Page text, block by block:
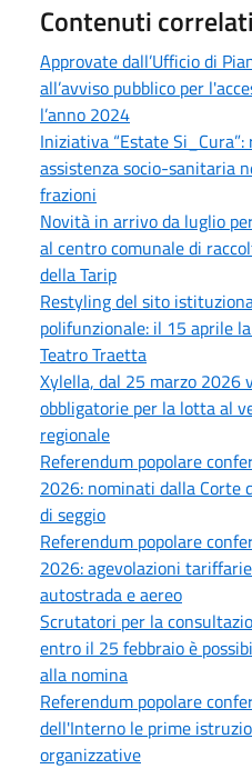
Contenuti correlati
Approvate dall’Ufficio di
all’avviso pubblico per
l’anno 2024
Iniziativa “Estate
assistenza socio-sanitaria
frazioni
Novità in arrivo da luglio
al centro comunale di
della Tarip
Restyling del sito
polifunzionale: il 15 aprile
Teatro Traetta
Xylella, dal 25 marzo
obbligatorie per la lotta al
regionale
Referendum popolare
2026: nominati dalla Corte
di seggio
Referendum popolare
2026: agevolazioni
autostrada e aereo
Scrutatori per la
entro il 25 febbraio è
alla nomina
Referendum popolare
dell'Interno le prime
organizzative